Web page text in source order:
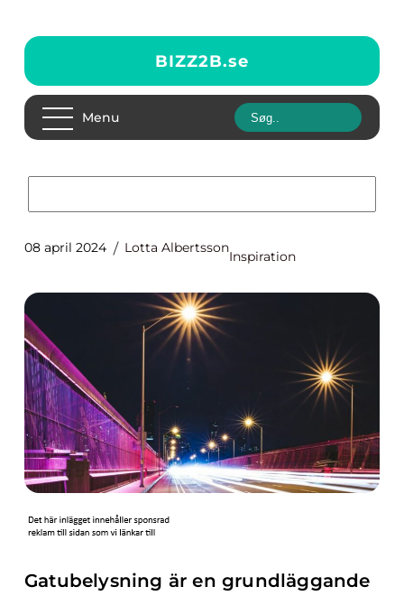
BIZZ2B.se
Menu
08 april 2024 Lotta Albertsson
Inspiration
Gatubelysning är en grundläggande